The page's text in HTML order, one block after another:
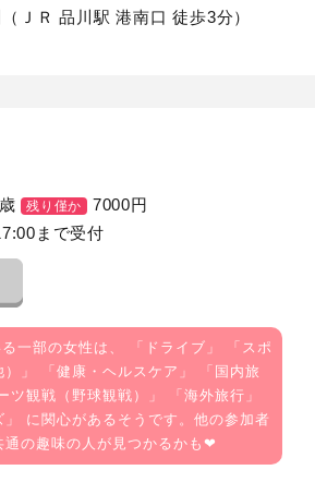
ＪＲ 品川駅 港南口 徒歩3分）
残り僅か 7000円
まで受付
一部の女性は、 「 ドライブ 」 「 スポ
」 「 健康・ヘルスケア 」 「 国内旅
ツ観戦（野球観戦） 」 「 海外旅行 」
」 に関心があるそうです。他の参加者
通の趣味の人が見つかるかも❤